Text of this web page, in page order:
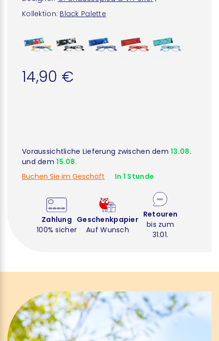
Kollektion: Black Palette
14,90 €
Voraussichtliche Lieferung zwischen dem13.08.
und dem15.08.
Buchen Sie im Geschäft
In 1 Stunde
Zahlung
100% sicher
Geschenkpapier
Auf Wunsch
Retouren
bis zum
31.01.